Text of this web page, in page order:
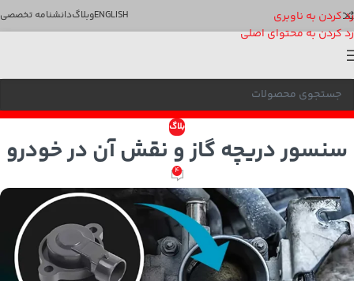
رد کردن به ناوبری
رد کردن به محتوای اصلی
ENGLISHوبلاگدانشنامه تخصصی
بلاگ
سنسور دریچه گاز و نقش آن در خودرو
4